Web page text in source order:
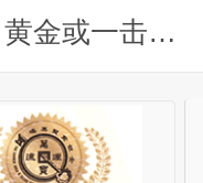
领峰金评：静待小非农指引 黄金或一击破局